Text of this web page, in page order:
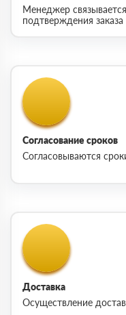
Менеджер
подтверждения заказа
Согласование сроков
Согласовываются
Доставка
Осуществление